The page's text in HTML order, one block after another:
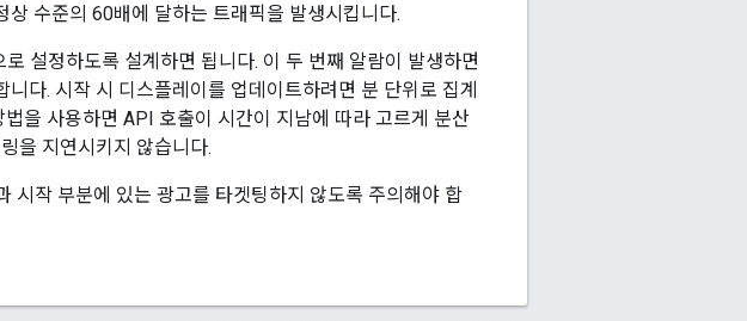
수준의 60배에 달하는 트래픽을 발생시킵니다.
설정하도록 설계하면 됩니다. 이 두 번째 알람이 발생하면
다. 시작 시 디스플레이를 업데이트하려면 분 단위로 집계
을 사용하면 API 호출이 시간이 지남에 따라 고르게 분산
을 지연시키지 않습니다.
시작 부분에 있는 광고를 타겟팅하지 않도록 주의해야 합